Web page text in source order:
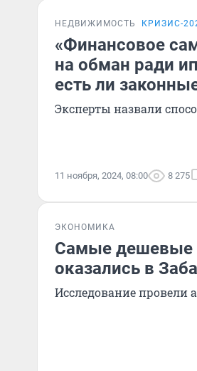
НЕДВИЖИМОСТЬ КРИЗИС-
«Финансовое
на обман ради
есть ли
Эксперты назвали
11 ноября, 2024, 08:00 8 275
ЭКОНОМИКА
Самые дешевые
оказались в
Исследование провели